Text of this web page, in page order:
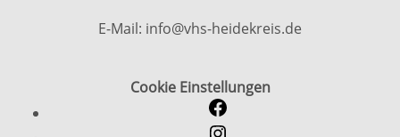
E-Mail: info@vhs-heidekreis.de
Cookie Einstellungen